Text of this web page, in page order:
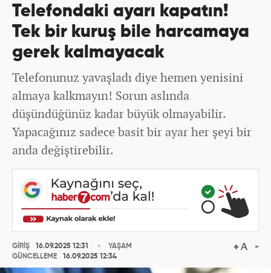
Telefondaki ayarı kapatın!
Tek bir kuruş bile harcamaya
gerek kalmayacak
Telefonunuz yavaşladı diye hemen yenisini
almaya kalkmayın! Sorun aslında
düşündüğünüz kadar büyük olmayabilir.
Yapacağınız sadece basit bir ayar her şeyi bir
anda değiştirebilir.
GİRİŞ
16.09.2025 12:31
GÜNCELLEME
16.09.2025 12:34
YAŞAM